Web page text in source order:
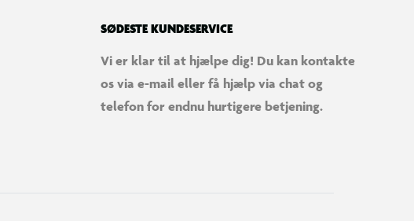
SØDESTE KUNDESERVICE
Vi er klar til at hjælpe dig! Du kan kontakte
os via e-mail eller få hjælp via chat og
telefon for endnu hurtigere betjening.